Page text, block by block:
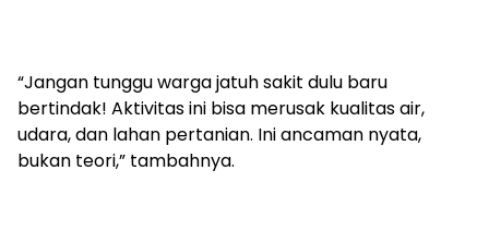
“Jangan tunggu warga jatuh sakit dulu baru
bertindak! Aktivitas ini bisa merusak kualitas air,
udara, dan lahan pertanian. Ini ancaman nyata,
bukan teori,” tambahnya.